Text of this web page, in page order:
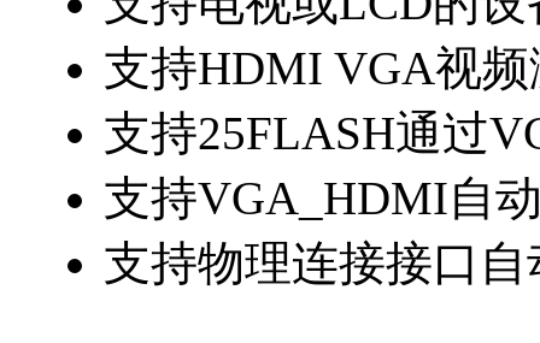
支持HDMI VGA视频
支持25FLASH通过
支持VGA_HDMI自
支持物理连接接口自